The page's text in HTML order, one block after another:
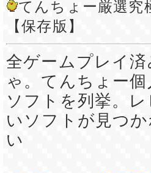
てんちょー厳選究
【保存版】
全ゲームプレイ
ゃ。てんちょー
ソフトを列挙。
いソフトが見つ
い